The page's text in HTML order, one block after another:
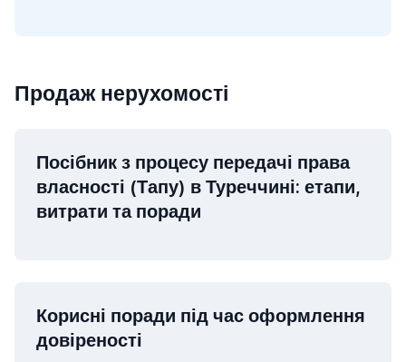
Продаж нерухомості
Посібник з процесу передачі права
власності (Тапу) в Туреччині: етапи,
витрати та поради
Корисні поради під час оформлення
довіреності